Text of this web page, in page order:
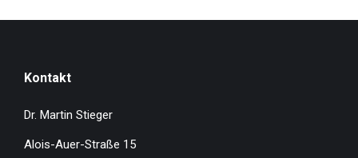
Kontakt
Dr. Martin Stieger
Alois-Auer-Straße 15